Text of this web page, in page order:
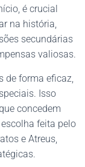
é crucial
na história,
secundárias
valiosas.
de forma eficaz,
Isso
concedem
feita pelo
e Atreus,